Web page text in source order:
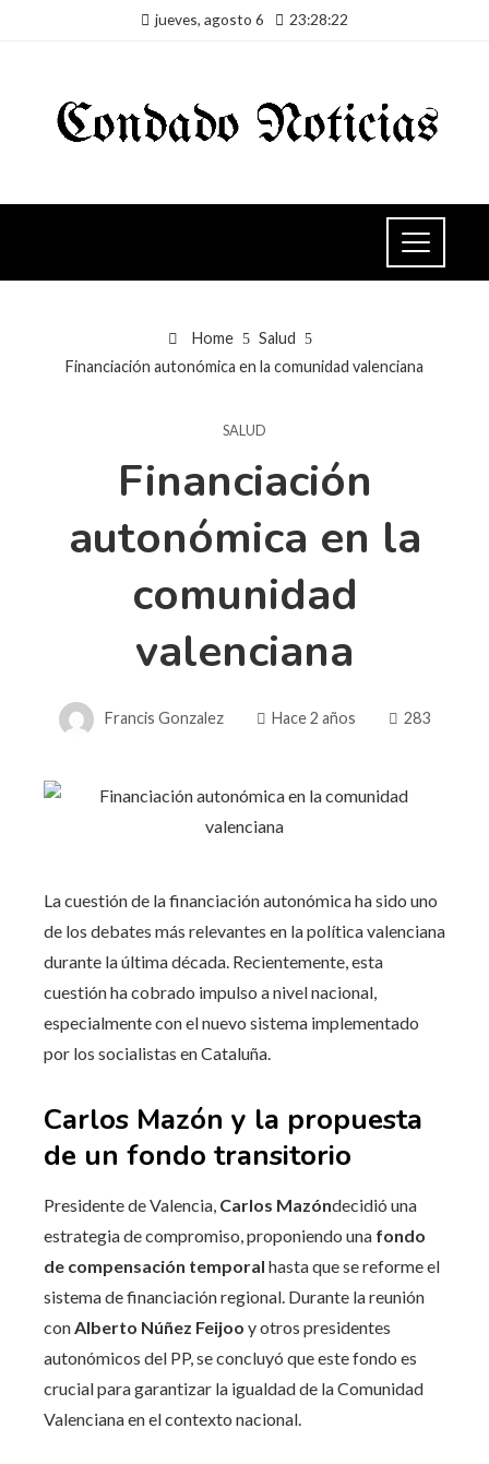
jueves, agosto 6 23:28:22
Home
Salud
Financiación autonómica en la comunidad valenciana
SALUD
Financiación
autonómica en la
comunidad
valenciana
Francis Gonzalez Hace 2 años 283
La cuestión de la financiación autonómica ha sido uno
de los debates más relevantes en la política valenciana
durante la última década. Recientemente, esta
cuestión ha cobrado impulso a nivel nacional,
especialmente con el nuevo sistema implementado
por los socialistas en Cataluña.
Carlos Mazón y la propuesta
de un fondo transitorio
Presidente de Valencia, Carlos Mazóndecidió una
estrategia de compromiso, proponiendo una fondo
de compensación temporal hasta que se reforme el
sistema de financiación regional. Durante la reunión
conAlberto Núñez Feijoo y otros presidentes
autonómicos del PP, se concluyó que este fondo es
crucial para garantizar la igualdad de la Comunidad
Valenciana en el contexto nacional.